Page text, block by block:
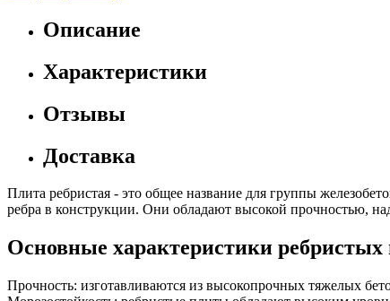
Описание
Характеристики
Отзывы
Доставка
Плита ребристая - это общее название для группы
ребра в конструкции. Они обладают высокой прочностью,
Основные характеристики ребристых
Прочность: изготавливаются из высокопрочных тяжелых